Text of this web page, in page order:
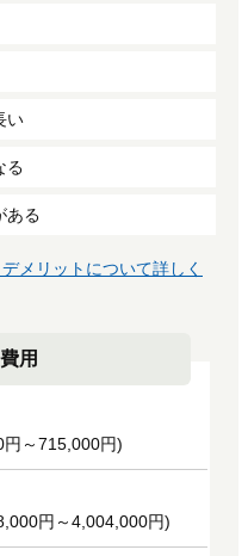
い
る
ある
メリットについて詳しく
用
～715,000円)
円～4,004,000円)